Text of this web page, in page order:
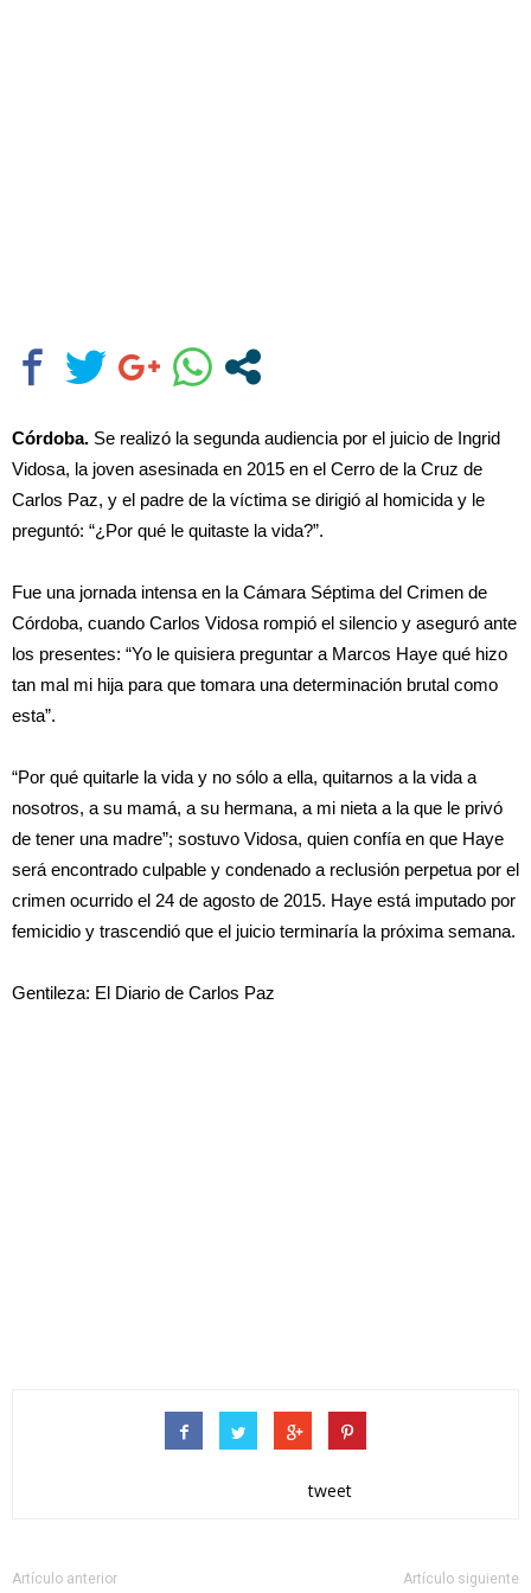
Córdoba. Se realizó la segunda audiencia por el juicio de Ingrid
Vidosa, la joven asesinada en 2015 en el Cerro de la Cruz de
Carlos Paz, y el padre de la víctima se dirigió al homicida y le
preguntó: “¿Por qué le quitaste la vida?”.
Fue una jornada intensa en la Cámara Séptima del Crimen de
Córdoba, cuando Carlos Vidosa rompió el silencio y aseguró ante
los presentes: “Yo le quisiera preguntar a Marcos Haye qué hizo
tan mal mi hija para que tomara una determinación brutal como
esta”.
“Por qué quitarle la vida y no sólo a ella, quitarnos a la vida a
nosotros, a su mamá, a su hermana, a mi nieta a la que le privó
de tener una madre”; sostuvo Vidosa, quien confía en que Haye
será encontrado culpable y condenado a reclusión perpetua por el
crimen ocurrido el 24 de agosto de 2015. Haye está imputado por
femicidio y trascendió que el juicio terminaría la próxima semana.
Gentileza: El Diario de Carlos Paz
tweet
Artículo anterior Artículo siguiente